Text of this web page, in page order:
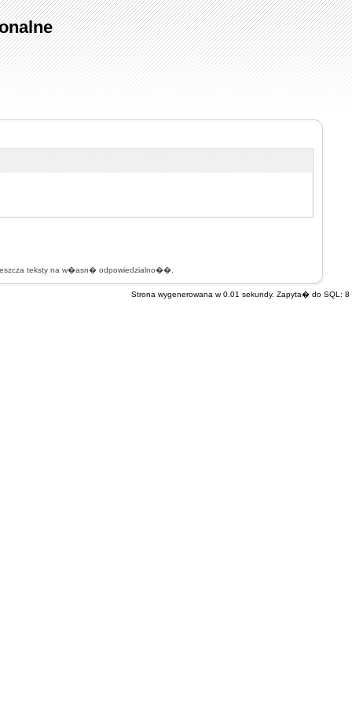
teksty na w�asn� odpowiedzialno��.
Strona wygenerowana w 0.01 sekundy. Zapyta� do SQL: 8